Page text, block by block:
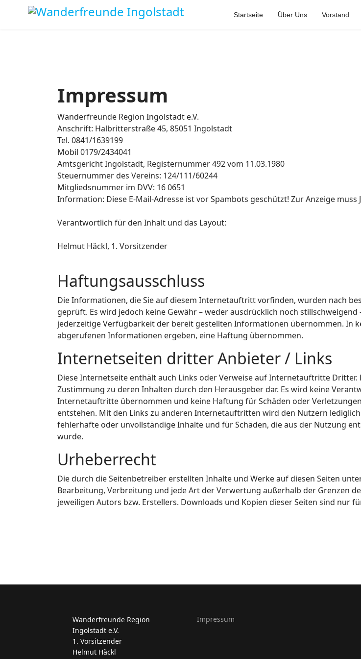
Startseite Über Uns Vorstand
Impressum
Wanderfreunde Region Ingolstadt e.V.
Anschrift: Halbritterstraße 45, 85051 Ingolstadt
Tel. 0841/1639199
Mobil 0179/2434041
Amtsgericht Ingolstadt, Registernummer 492 vom 11.03.1980
Steuernummer des Vereins: 124/111/60244
Mitgliedsnummer im DVV: 16 0651
Information: Diese E-Mail-Adresse ist vor Spambots geschützt! Zur Anzeige muss
Verantwortlich für den Inhalt und das Layout:
Helmut Häckl, 1. Vorsitzender
Haftungsausschluss
Die Informationen, die Sie auf diesem Internetauftritt vorfinden, wurden nach
geprüft. Es wird jedoch keine Gewähr – weder ausdrücklich noch
jederzeitige Verfügbarkeit der bereit gestellten Informationen übernommen. In
abgerufenen Informationen ergeben, eine Haftung übernommen.
Internetseiten dritter Anbieter / Links
Diese Internetseite enthält auch Links oder Verweise auf Internetauftritte
Zustimmung zu deren Inhalten durch den Herausgeber dar. Es wird keine
Internetauftritte übernommen und keine Haftung für Schäden oder
entstehen. Mit den Links zu anderen Internetauftritten wird den Nutzern
fehlerhafte oder unvollständige Inhalte und für Schäden, die aus der Nutzung
wurde.
Urheberrecht
Die durch die Seitenbetreiber erstellten Inhalte und Werke auf diesen Seiten
Bearbeitung, Verbreitung und jede Art der Verwertung außerhalb der Grenzen
jeweiligen Autors bzw. Erstellers. Downloads und Kopien dieser Seiten sind nur
Wanderfreunde Region
Ingolstadt e.V.
1. Vorsitzender
Helmut Häckl
Impressum